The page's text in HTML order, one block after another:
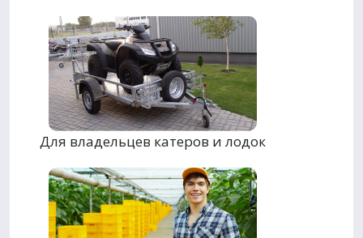
Для владельцев катеров и лодок